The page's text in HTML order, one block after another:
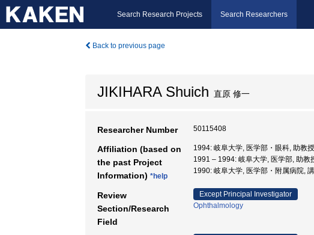
Search Research Projects Search Researchers
Back to previous page
JIKIHARA Shuich 直原 修一
Researcher Number 50115408
Affiliation (based on
the past Project
Information) *help
1994: 岐阜大学, 医学部・眼科, 助教授
1991 – 1994: 岐阜大学, 医学部, 助教
1990: 岐阜大学, 医学部・附属病院,
Review
Section/Research
Field
Except Principal Investigator
Ophthalmology